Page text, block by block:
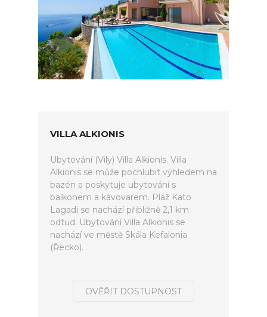
VILLA ALKIONIS
Ubytování (Vily) Villa Alkionis. Villa
Alkionis se může pochlubit výhledem na
bazén a poskytuje ubytování s
balkonem a kávovarem. Pláž Kato
Lagadi se nachází přibližně 2,1 km
odtud. Ubytování Villa Alkionis se
nachází ve městě Skála Kefalonia
(Řecko).
OVĚŘIT DOSTUPNOST